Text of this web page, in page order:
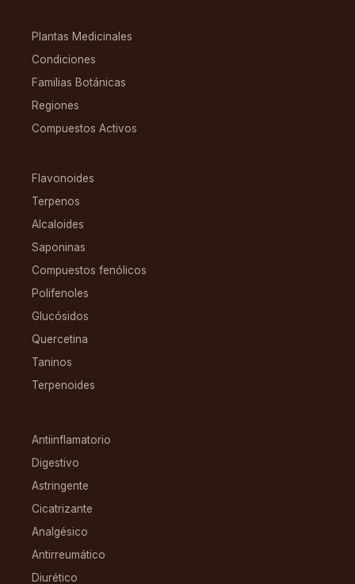
Plantas Medicinales
Condiciones
Familias Botánicas
Regiones
Compuestos Activos
Flavonoides
Terpenos
Alcaloides
Saponinas
Compuestos fenólicos
Polifenoles
Glucósidos
Quercetina
Taninos
Terpenoides
Antiinflamatorio
Digestivo
Astringente
Cicatrizante
Analgésico
Antirreumático
Diurético